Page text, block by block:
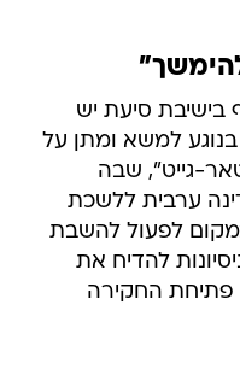
בישיבת סיעת יש
למשא ומתן על
גייט", שבה
ערבית ללשכת
לפעול להשבת
להדיח את
פתיחת החקירה